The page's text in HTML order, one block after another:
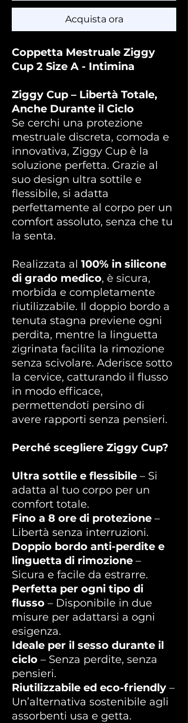
Acquista ora
Coppetta Mestruale Ziggy
Cup 2 Size A - Intimina
Ziggy Cup – Libertà Totale,
Anche Durante il Ciclo
Se cerchi una protezione
mestruale discreta, comoda e
innovativa, Ziggy Cup è la
soluzione perfetta. Grazie al
suo design ultra sottile e
flessibile, si adatta
perfettamente al corpo per un
comfort assoluto, senza che tu
la senta.
Realizzata al 100% in silicone
di grado medico, è sicura,
morbida e completamente
riutilizzabile. Il doppio bordo a
tenuta stagna previene ogni
perdita, mentre la linguetta
zigrinata facilita la rimozione
senza scivolare. Aderisce sotto
la cervice, catturando il flusso
in modo efficace,
permettendoti persino di
avere rapporti senza pensieri.
Perché scegliere Ziggy Cup?
Ultra sottile e flessibile – Si
adatta al tuo corpo per un
comfort totale.
Fino a 8 ore di protezione –
Libertà senza interruzioni.
Doppio bordo anti-perdite e
linguetta di rimozione –
Sicura e facile da estrarre.
Perfetta per ogni tipo di
flusso – Disponibile in due
misure per adattarsi a ogni
esigenza.
Ideale per il sesso durante il
ciclo – Senza perdite, senza
pensieri.
Riutilizzabile ed eco-friendly –
Un’alternativa sostenibile agli
assorbenti usa e getta.